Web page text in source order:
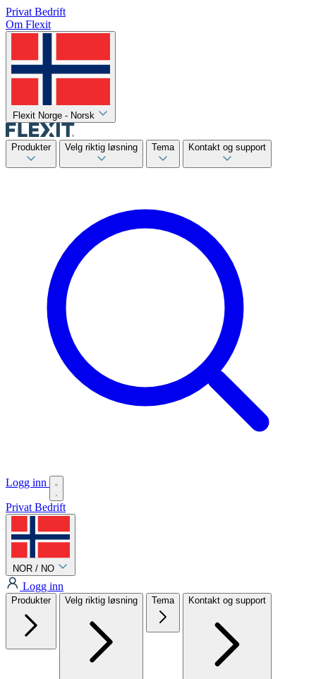
Privat Bedrift
Om Flexit
Flexit Norge - Norsk
Produkter Velg riktig løsning Tema Kontakt og support
Logg inn
Privat Bedrift
NOR / NO
Logg inn
Produkter Velg riktig løsning Tema Kontakt og support